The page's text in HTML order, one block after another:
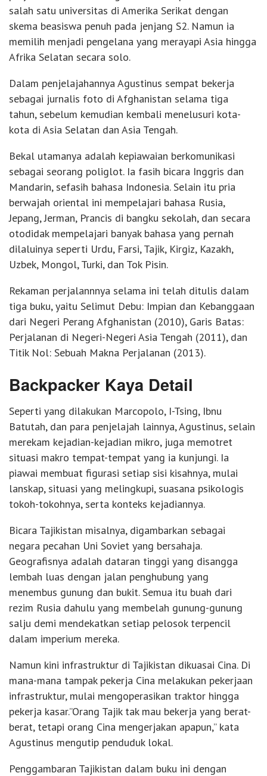
salah satu universitas di Amerika Serikat dengan
skema beasiswa penuh pada jenjang S2. Namun ia
memilih menjadi pengelana yang merayapi Asia hingga
Afrika Selatan secara solo.
Dalam penjelajahannya Agustinus sempat bekerja
sebagai jurnalis foto di Afghanistan selama tiga
tahun, sebelum kemudian kembali menelusuri kota-
kota di Asia Selatan dan Asia Tengah.
Bekal utamanya adalah kepiawaian berkomunikasi
sebagai seorang poliglot. Ia fasih bicara Inggris dan
Mandarin, sefasih bahasa Indonesia. Selain itu pria
berwajah oriental ini mempelajari bahasa Rusia,
Jepang, Jerman, Prancis di bangku sekolah, dan secara
otodidak mempelajari banyak bahasa yang pernah
dilaluinya seperti Urdu, Farsi, Tajik, Kirgiz, Kazakh,
Uzbek, Mongol, Turki, dan Tok Pisin.
Rekaman perjalannnya selama ini telah ditulis dalam
tiga buku, yaitu Selimut Debu: Impian dan Kebanggaan
dari Negeri Perang Afghanistan (2010), Garis Batas:
Perjalanan di Negeri-Negeri Asia Tengah (2011), dan
Titik Nol: Sebuah Makna Perjalanan (2013).
Backpacker Kaya Detail
Seperti yang dilakukan Marcopolo, I-Tsing, Ibnu
Batutah, dan para penjelajah lainnya, Agustinus, selain
merekam kejadian-kejadian mikro, juga memotret
situasi makro tempat-tempat yang ia kunjungi. Ia
piawai membuat figurasi setiap sisi kisahnya, mulai
lanskap, situasi yang melingkupi, suasana psikologis
tokoh-tokohnya, serta konteks kejadiannya.
Bicara Tajikistan misalnya, digambarkan sebagai
negara pecahan Uni Soviet yang bersahaja.
Geografisnya adalah dataran tinggi yang disangga
lembah luas dengan jalan penghubung yang
menembus gunung dan bukit. Semua itu buah dari
rezim Rusia dahulu yang membelah gunung-gunung
salju demi mendekatkan setiap pelosok terpencil
dalam imperium mereka.
Namun kini infrastruktur di Tajikistan dikuasai Cina. Di
mana-mana tampak pekerja Cina melakukan pekerjaan
infrastruktur, mulai mengoperasikan traktor hingga
pekerja kasar.”Orang Tajik tak mau bekerja yang berat-
berat, tetapi orang Cina mengerjakan apapun,” kata
Agustinus mengutip penduduk lokal.
Penggambaran Tajikistan dalam buku ini dengan